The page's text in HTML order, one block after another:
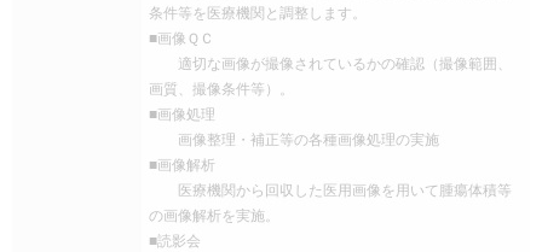
条件等を医療機関と調整します。
■画像ＱＣ
適切な画像が撮像されているかの確認（撮像範囲、
画質、撮像条件等）。
■画像処理
画像整理・補正等の各種画像処理の実施
■画像解析
医療機関から回収した医用画像を用いて腫瘍体積等
の画像解析を実施。
■読影会